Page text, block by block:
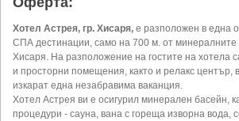
Хотел Астрея, гр. Хисаря, е разположен в една
СПА дестинации, само на 700 м. от минералните
Хисаря. На разположение на гостите на хотела
и просторни помещения, както и релакс център,
изкарат една незабравима ваканция.
Хотел Астрея ви е осигурил минерален басейн,
процедури - сауна, вана с гореща изворна вода,